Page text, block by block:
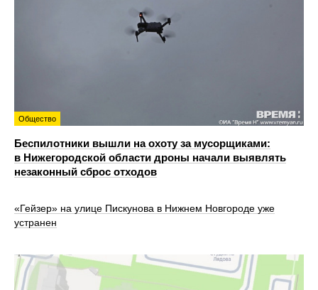
Общество
Беспилотники вышли на охоту за мусорщиками:
в Нижегородской области дроны начали выявлять
незаконный сброс отходов
«Гейзер» на улице Пискунова в Нижнем Новгороде уже
устранен